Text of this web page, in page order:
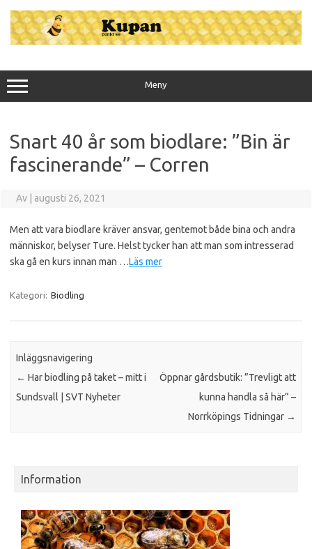
innehåll
Meny
Snart 40 år som biodlare: ”Bin är
fascinerande” – Corren
Av augusti 26, 2021
Men att vara biodlare kräver ansvar, gentemot både bina och andra
människor, belyser Ture. Helst tycker han att man som intresserad
ska gå en kurs innan man …Läs mer
Kategori: Biodling
Inläggsnavigering
← Har biodling på taket – mitt i
Sundsvall | SVT Nyheter
Öppnar gårdsbutik: ”Trevligt att
kunna handla så här” –
Norrköpings Tidningar →
Information